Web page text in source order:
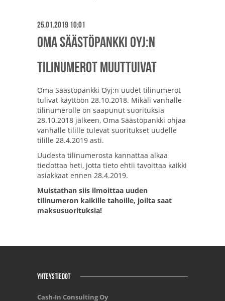
25.01.2019 10:01
Oma Säästöpankki Oyj:n
tilinumerot muuttuivat
Oma Säästöpankki Oyj:n uudet tilinumerot
tulivat käyttöön 28.10.2018. Mikäli vanhalle
tilinumerolle on saapunut suorituksia
28.10.2018 jälkeen, Oma Säästöpankki ohjaa
vanhalle tilille tulevat suoritukset uudelle
tilille 28.4.2019 asti.
Uudesta tilinumerosta kannattaa alkaa
tiedottaa heti, jotta tieto ehtii tavoittaa kaikki
asiakkaat ennen 28.4.2019.
Muistathan siis ilmoittaa uuden
tilinumeron kaikille tahoille, joilta saat
maksusuorituksia!
YHTEYSTIEDOT
Cash-In Consulting Oy